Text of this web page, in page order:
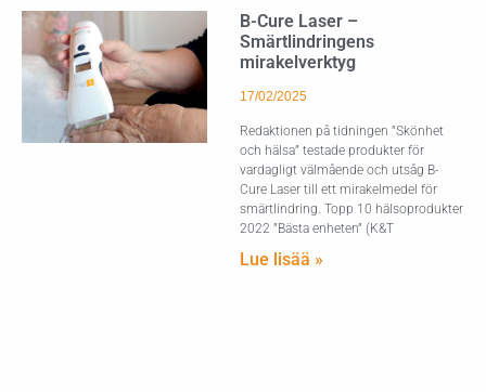
B-Cure Laser –
Smärtlindringens
mirakelverktyg
17/02/2025
Redaktionen på tidningen ”Skönhet
och hälsa” testade produkter för
vardagligt välmående och utsåg B-
Cure Laser till ett mirakelmedel för
smärtlindring. Topp 10 hälsoprodukter
2022 ”Bästa enheten” (K&T
Lue lisää »